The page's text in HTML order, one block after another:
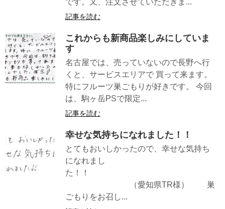
記事を読む
これからも新商品楽しみにしていま
す
名古屋では、売っていないので長野へ行
くと、サービスエリアで 買って来ます。
特にフルーツ巣ごもりが好きです。 今回
は、駒ヶ岳PSで限定...
記事を読む
幸せな気持ちになれました！！
とてもおいしかったので、幸せな気持ち
になれまし
た！！
（愛知県TR様） 巣
ごもりをお召し...